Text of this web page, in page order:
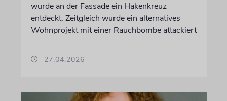
wurde an der Fassade ein Hakenkreuz
entdeckt. Zeitgleich wurde ein alternatives
Wohnprojekt mit einer Rauchbombe attackiert
27.04.2026